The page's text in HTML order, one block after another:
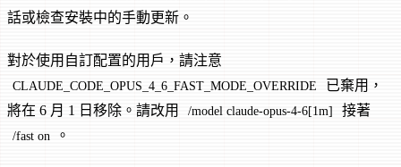
話或檢查安裝中的手動更新。
對於使用自訂配置的用戶，請注意
CLAUDE_CODE_OPUS_4_6_FAST_MODE_OVERRIDE
已棄用，
將在 6 月 1 日移除。請改用
/model claude-opus-4-6[1m] 接著
/fast on 。